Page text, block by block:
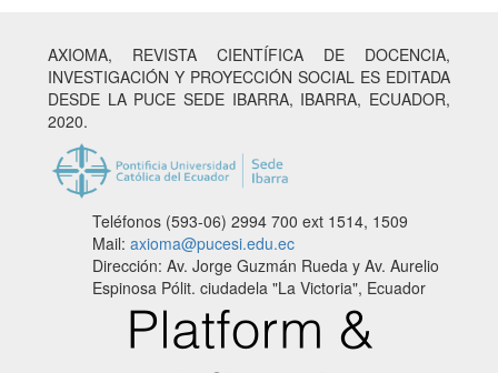
AXIOMA, REVISTA CIENTÍFICA DE DOCENCIA,
INVESTIGACIÓN Y PROYECCIÓN SOCIAL ES EDITADA
DESDE LA PUCE SEDE IBARRA, IBARRA, ECUADOR,
2020.
Teléfonos (593-06) 2994 700 ext 1514, 1509
Mail: axioma@pucesi.edu.ec
Dirección: Av. Jorge Guzmán Rueda y Av. Aurelio
Espinosa Pólit. ciudadela "La Victoria", Ecuador